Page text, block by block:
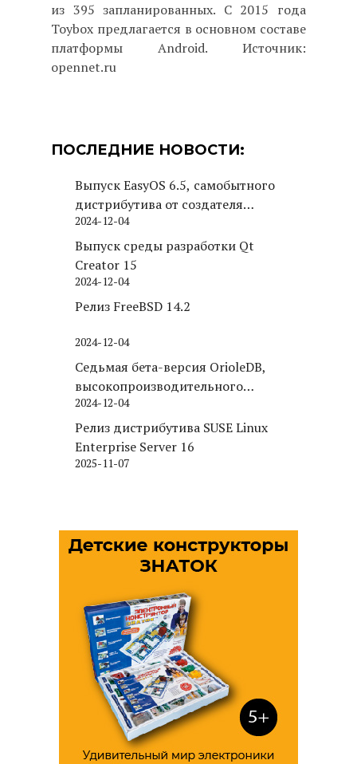
из 395 запланированных. С 2015 года
Toybox предлагается в основном составе
платформы Android. Источник:
opennet.ru
ПОСЛЕДНИЕ НОВОСТИ:
Выпуск EasyOS 6.5, самобытного
дистрибутива от создателя
Puppy Linux
2024-12-04
Выпуск среды разработки Qt
Creator 15
2024-12-04
Релиз FreeBSD 14.2
2024-12-04
Седьмая бета-версия OrioleDB,
высокопроизводительного
движка хранения для PostgreSQL
2024-12-04
Релиз дистрибутива SUSE Linux
Enterprise Server 16
2025-11-07